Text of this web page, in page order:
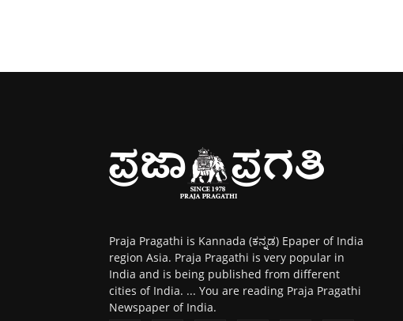
Praja Pragathi is Kannada (ಕನ್ನಡ) Epaper of India
region Asia. Praja Pragathi is very popular in
India and is being published from different
cities of India. ... You are reading Praja Pragathi
Newspaper of India.